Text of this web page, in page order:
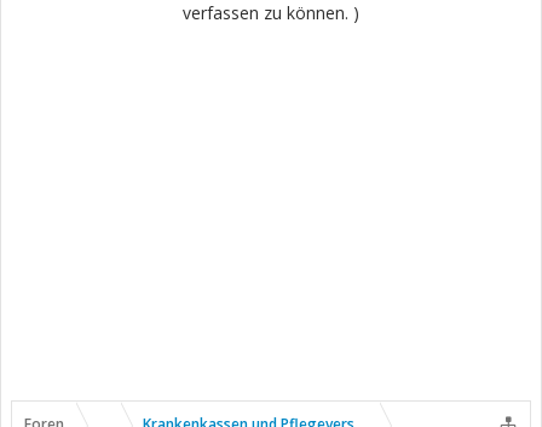
verfassen zu können. )